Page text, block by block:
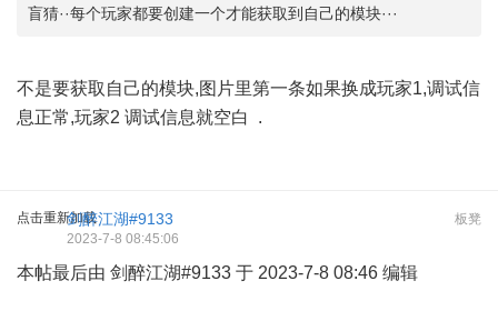
盲猜··每个玩家都要创建一个才能获取到自己的模块···
不是要获取自己的模块,图片里第一条如果换成玩家1,调试信
息正常,玩家2 调试信息就空白 .
点击重新加载 板凳
剑醉江湖#9133
2023-7-8 08:45:06
本帖最后由 剑醉江湖#9133 于 2023-7-8 08:46 编辑